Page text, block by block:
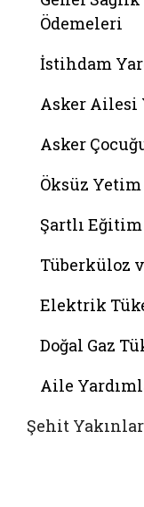
Ödemeleri
İstihdam
Asker Ailesi
Asker
Öksüz Yetim
Şartlı Eğitim
Tüberküloz
Elektrik
Doğal Gaz
Aile
Şehit